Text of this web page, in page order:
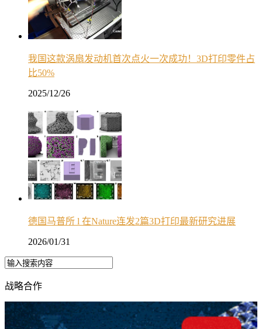
我国这款涡扇发动机首次点火一次成功！3D打印零件占
比50%
2025/12/26
德国马普所 l 在Nature连发2篇3D打印最新研究进展
2026/01/31
战略合作